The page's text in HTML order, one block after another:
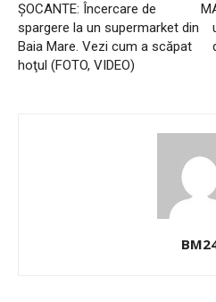
ŞOCANTE: Încercare de
spargere la un supermarket din
Baia Mare. Vezi cum a scăpat
hoţul (FOTO, VIDEO)